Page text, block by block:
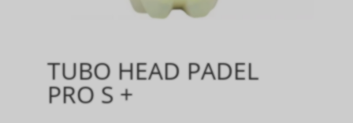
TUBO HEAD PADEL
PRO S +